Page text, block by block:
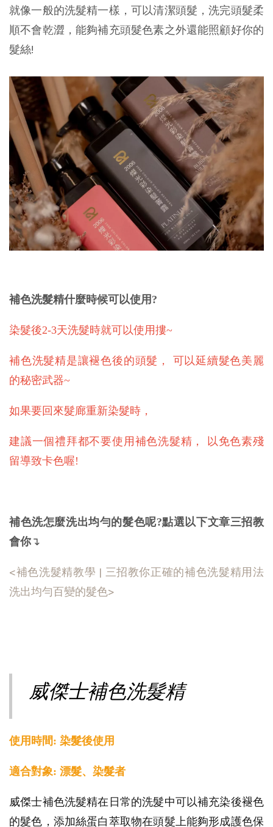
就像一般的洗髮精一樣，可以清潔頭髮，洗完頭髮柔
順不會乾澀，能夠補充頭髮色素之外還能照顧好你的
髮絲!
補色洗髮精什麼時候可以使用?
染髮後2-3天洗髮時就可以使用摟~
補色洗髮精是讓褪色後的頭髮， 可以延續髮色美麗
的秘密武器~
如果要回來髮廊重新染髮時，
建議一個禮拜都不要使用補色洗髮精， 以免色素殘
留導致卡色喔!
補色洗怎麼洗出均勻的髮色呢?點選以下文章三招教
會你 ↴
<補色洗髮精教學 | 三招教你正確的補色洗髮精用法
洗出均勻百變的髮色>
威傑士補色洗髮精
使用時間: 染髮後使用
適合對象: 漂髮、染髮者
威傑士補色洗髮精在日常的洗髮中可以補充染後褪色
的髮色，添加絲蛋白萃取物在頭髮上能夠形成護色保